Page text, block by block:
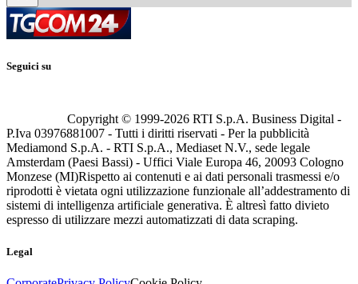
Seguici su
Copyright © 1999-2026 RTI S.p.A. Business Digital -
P.Iva 03976881007 - Tutti i diritti riservati - Per la pubblicità
Mediamond S.p.A. - RTI S.p.A., Mediaset N.V., sede legale
Amsterdam (Paesi Bassi) - Uffici Viale Europa 46, 20093 Cologno
Monzese (MI)Rispetto ai contenuti e ai dati personali trasmessi e/o
riprodotti è vietata ogni utilizzazione funzionale all’addestramento di
sistemi di intelligenza artificiale generativa. È altresì fatto divieto
espresso di utilizzare mezzi automatizzati di data scraping.
Legal